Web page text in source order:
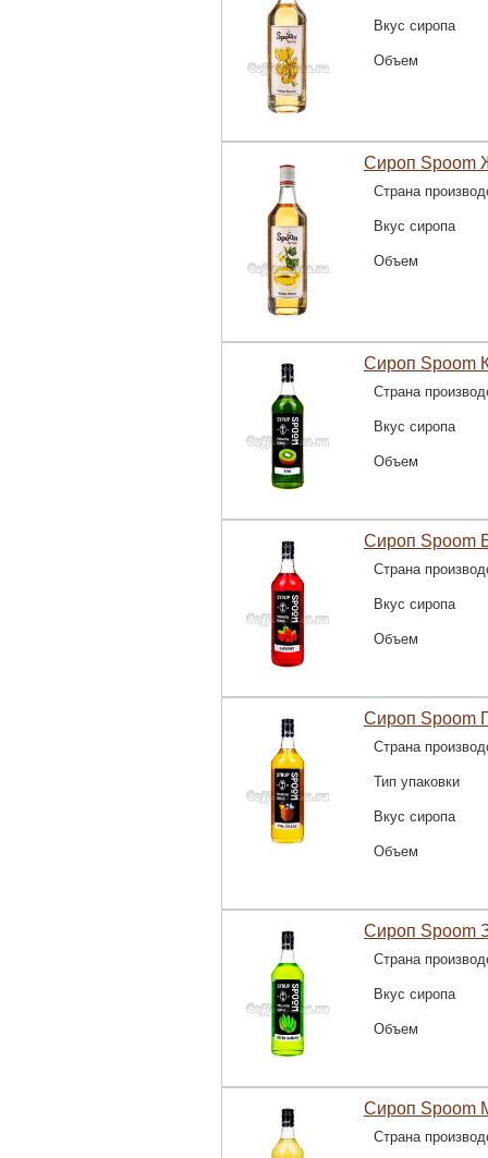
Вкус сиропа
Объем
Сироп Spoom
Страна
Вкус сиропа
Объем
Сироп Spoom
Страна
Вкус сиропа
Объем
Сироп Spoom
Страна
Вкус сиропа
Объем
Сироп Spoom
Страна
Тип упаковки
Вкус сиропа
Объем
Сироп Spoom
Страна
Вкус сиропа
Объем
Сироп Spoom
Страна